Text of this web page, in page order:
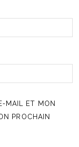
MAIL ET MON
PROCHAIN